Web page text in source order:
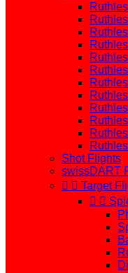
Shot Flights
swissDART
  Target
 